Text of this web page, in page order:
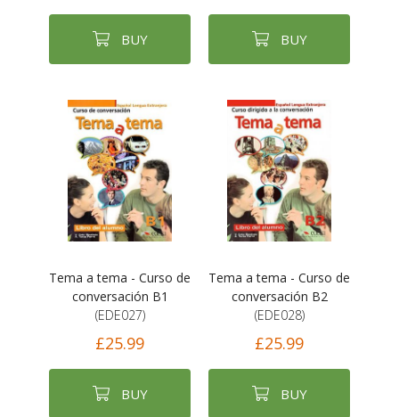
BUY BUY
Tema a tema - Curso de
conversación B1
(EDE027)
£25.99
BUY
Tema a tema - Curso de
conversación B2
(EDE028)
£25.99
BUY